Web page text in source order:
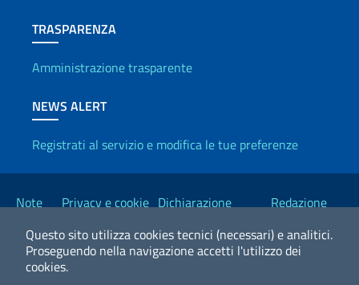
Questo sito utilizza cookies tecnici (necessari) e analitici.
Proseguendo nella navigazione accetti l'utilizzo dei
cookies.
TRASPARENZA
Amministrazione trasparente
NEWS ALERT
Registrati al servizio e modifica le tue preferenze
Link Utili
Note
Privacy e cookie Dichiarazione
Redazione